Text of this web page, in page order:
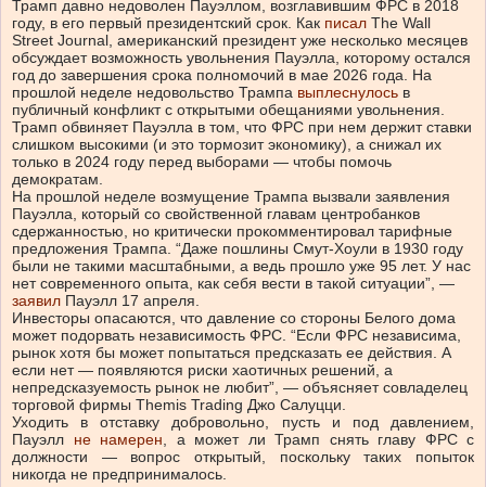
Трамп давно недоволен Пауэллом, возглавившим ФРС в 2018
году, в его первый президентский срок. Как писал The Wall
Street Journal, американский президент уже несколько месяцев
обсуждает возможность увольнения Пауэлла, которому остался
год до завершения срока полномочий в мае 2026 года. На
прошлой неделе недовольство Трампа выплеснулось в
публичный конфликт с открытыми обещаниями увольнения.
Трамп обвиняет Пауэлла в том, что ФРС при нем держит ставки
слишком высокими (и это тормозит экономику), а снижал их
только в 2024 году перед выборами — чтобы помочь
демократам.
На прошлой неделе возмущение Трампа вызвали заявления
Пауэлла, который со свойственной главам центробанков
сдержанностью, но критически прокомментировал тарифные
предложения Трампа. “Даже пошлины Смут-Хоули в 1930 году
были не такими масштабными, а ведь прошло уже 95 лет. У нас
нет современного опыта, как себя вести в такой ситуации”, —
заявил Пауэлл 17 апреля.
Инвесторы опасаются, что давление со стороны Белого дома
может подорвать независимость ФРС. “Если ФРС независима,
рынок хотя бы может попытаться предсказать ее действия. А
если нет — появляются риски хаотичных решений, а
непредсказуемость рынок не любит”, — объясняет совладелец
торговой фирмы Themis Trading Джо Салуцци.
Уходить в отставку добровольно, пусть и под давлением,
Пауэлл не намерен, а может ли Трамп снять главу ФРС с
должности — вопрос открытый, поскольку таких попыток
никогда не предпринималось.